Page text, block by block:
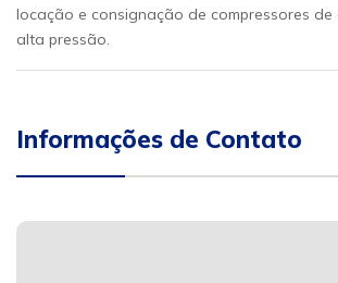
locação e consignação de compressores
alta pressão.
Informações de Contato